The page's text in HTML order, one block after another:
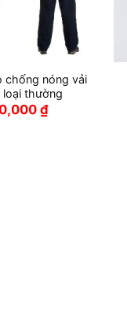
chống nóng vải
loại thường
₫